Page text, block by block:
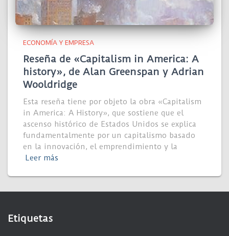
ECONOMÍA Y EMPRESA
Reseña de «Capitalism in America: A
history», de Alan Greenspan y Adrian
Wooldridge
Esta reseña tiene por objeto la obra «Capitalism
in America: A History», que sostiene que el
ascenso histórico de Estados Unidos se explica
fundamentalmente por un capitalismo basado
en la innovación, el emprendimiento y la
Leer más
Etiquetas